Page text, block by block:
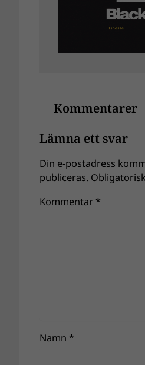
Kommentarer
Lämna ett svar
Din e-postadress
publiceras.
Kommentar *
Namn *